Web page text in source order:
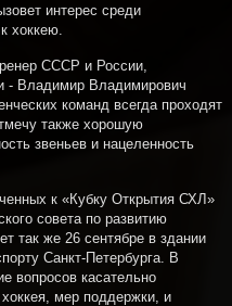
интерес среди
хоккею.
СССР и России,
- Владимир Владимирович
команд всегда проходят
также хорошую
звеньев и нацеленность
к «Кубку Открытия СХЛ»
совета по развитию
так же 26 сентябре в здании
Санкт-Петербурга. В
вопросов касательно
хоккея, мер поддержки, и